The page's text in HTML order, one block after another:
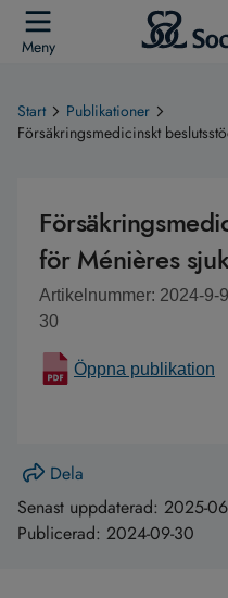
Meny
Start
Publikationer
Försäkringsmedicinskt
för Ménières
Artikelnummer: 2024-9-
30
Öppna publikation
Dela
Senast uppdaterad: 2025-
Publicerad: 2024-09-30